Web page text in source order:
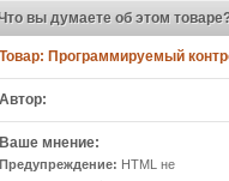
вы думаете об этом
Товар: Программируемый
Автор:
Ваше мнение:
Предупреждение: HTML не